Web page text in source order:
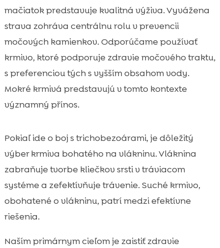
mačiatok predstavuje kvalitná výživa. Vyvážena
strava zohráva centrálnu rolu v prevencii
močových kamienkov. Odporúčame používať
krmivo, ktoré podporuje zdravie močového traktu,
s preferenciou tých s vyšším obsahom vody.
Mokré krmivá predstavujú v tomto kontexte
významný přínos.
Pokiaľ ide o boj s trichobezoárami, je dôležitý
výber krmiva bohatého na vlákninu. Vláknina
zabraňuje tvorbe kliečkov srsti v tráviacom
systéme a zefektívňuje trávenie. Suché krmivo,
obohatené o vlákninu, patrí medzi efektívne
riešenia.
Naším primárnym cieľom je zaistiť zdravie